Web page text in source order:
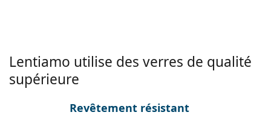
Lentiamo utilise des verres de qualité
supérieure
Revêtement résistant